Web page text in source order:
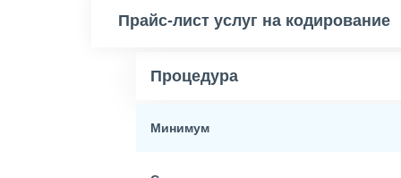
Прайс-лист услуг на кодирование
Процедура
Минимум